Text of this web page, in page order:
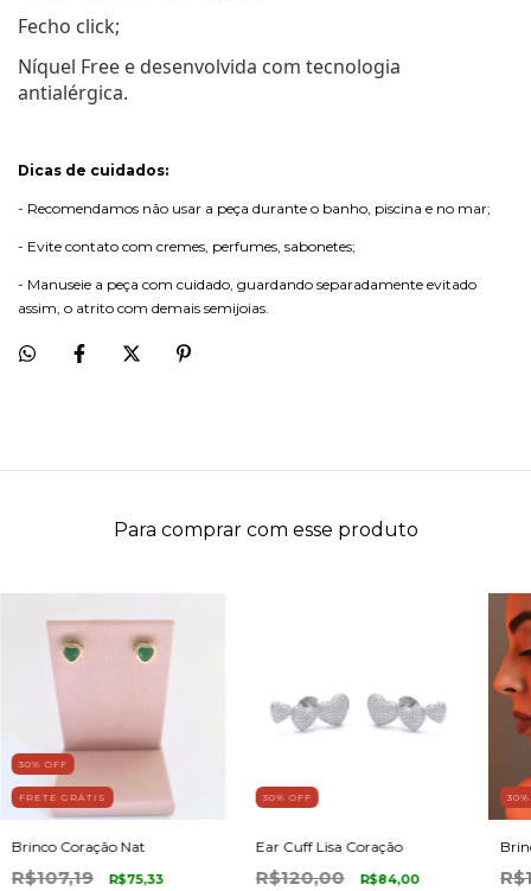
Fecho click;
Níquel Free e desenvolvida com tecnologia
antialérgica.
Dicas de cuidados:
- Recomendamos não usar a peça durante o banho, piscina e no mar;
- Evite contato com cremes, perfumes, sabonetes;
- Manuseie a peça com cuidado, guardando separadamente evitado
assim, o atrito com demais semijoias.
Para comprar com esse produto
30% OFF
FRETE GRÁTIS
Brinco Coração Nat
R$107,19 R$75,33
30% OFF
Ear Cuff Lisa Coração
R$120,00 R$84,00
30